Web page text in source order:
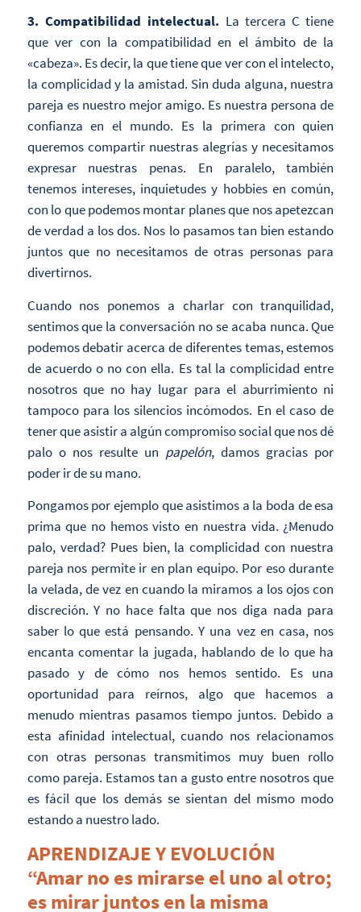
3. Compatibilidad intelectual. La tercera C tiene
que ver con la compatibilidad en el ámbito de la
«cabeza». Es decir, la que tiene que ver con el intelecto,
la complicidad y la amistad. Sin duda alguna, nuestra
pareja es nuestro mejor amigo. Es nuestra persona de
confianza en el mundo. Es la primera con quien
queremos compartir nuestras alegrías y necesitamos
expresar nuestras penas. En paralelo, también
tenemos intereses, inquietudes y hobbies en común,
con lo que podemos montar planes que nos apetezcan
de verdad a los dos. Nos lo pasamos tan bien estando
juntos que no necesitamos de otras personas para
divertirnos.
Cuando nos ponemos a charlar con tranquilidad,
sentimos que la conversación no se acaba nunca. Que
podemos debatir acerca de diferentes temas, estemos
de acuerdo o no con ella. Es tal la complicidad entre
nosotros que no hay lugar para el aburrimiento ni
tampoco para los silencios incómodos. En el caso de
tener que asistir a algún compromiso social que nos dé
palo o nos resulte un papelón, damos gracias por
poder ir de su mano.
Pongamos por ejemplo que asistimos a la boda de esa
prima que no hemos visto en nuestra vida. ¿Menudo
palo, verdad? Pues bien, la complicidad con nuestra
pareja nos permite ir en plan equipo. Por eso durante
la velada, de vez en cuando la miramos a los ojos con
discreción. Y no hace falta que nos diga nada para
saber lo que está pensando. Y una vez en casa, nos
encanta comentar la jugada, hablando de lo que ha
pasado y de cómo nos hemos sentido. Es una
oportunidad para reírnos, algo que hacemos a
menudo mientras pasamos tiempo juntos. Debido a
esta afinidad intelectual, cuando nos relacionamos
con otras personas transmitimos muy buen rollo
como pareja. Estamos tan a gusto entre nosotros que
es fácil que los demás se sientan del mismo modo
estando a nuestro lado.
APRENDIZAJE Y EVOLUCIÓN
“Amar no es mirarse el uno al otro;
es mirar juntos en la misma